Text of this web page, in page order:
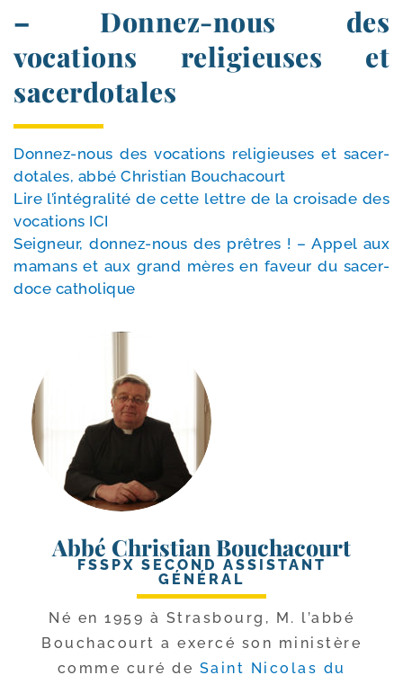
– Donnez-​nous des
vocations religieuses et
sacerdotales
Donnez-​nous des voca­tions reli­gieuses et sacer­
do­tales, abbé Christian Bouchacourt
Lire l’in­té­gra­li­té de cette lettre de la croi­sade des
voca­tions ICI
Seigneur, donnez-​nous des prêtres ! – Appel aux
mamans et aux grand mères en faveur du sacer­
doce catholique
Abbé Christian Bouchacourt
FSSPX SECOND ASSISTANT
GÉNÉRAL
Né en 1959 à Strasbourg, M. l’ab­bé
Bouchacourt a exer­cé son minis­tère
comme curé de Saint Nicolas du